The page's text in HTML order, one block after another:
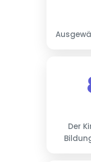
Der